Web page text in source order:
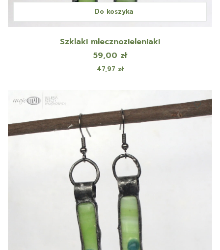
Do koszyka
Szklaki mlecznozieleniaki
Cena
59,00 zł
Cena
47,97 zł